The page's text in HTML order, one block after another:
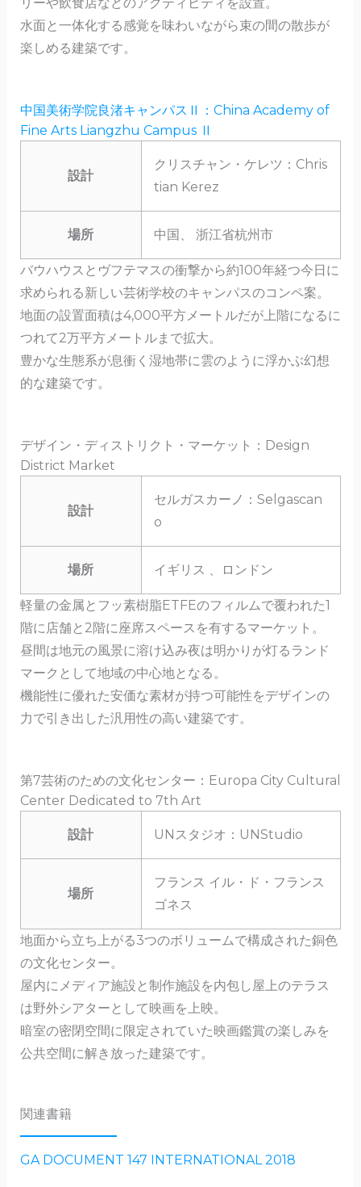
水面と一体化する感覚を味わいながら束の間の散歩が
楽しめる建築です。
中国美術学院良渚キャンパスⅡ：China Academy of
Fine Arts Liangzhu Campus Ⅱ
設計
クリスチャン・ケレツ：Chris
tian Kerez
場所 中国、 浙江省杭州市
バウハウスとヴフテマスの衝撃から約100年経つ今日に
求められる新しい芸術学校のキャンパスのコンペ案。
地面の設置面積は4,000平方メートルだが上階になるに
つれて2万平方メートルまで拡大。
豊かな生態系が息衝く湿地帯に雲のように浮かぶ幻想
的な建築です。
デザイン・ディストリクト・マーケット：Design
District Market
設計
セルガスカーノ：Selgascan
o
場所 イギリス 、ロンドン
軽量の金属とフッ素樹脂ETFEのフィルムで覆われた1
階に店舗と2階に座席スペースを有するマーケット。
昼間は地元の風景に溶け込み夜は明かりが灯るランド
マークとして地域の中心地となる。
機能性に優れた安価な素材が持つ可能性をデザインの
力で引き出した汎用性の高い建築です。
第7芸術のための文化センター：Europa City Cultural
Center Dedicated to 7th Art
設計 UNスタジオ：UNStudio
場所
フランス イル・ド・フランス
ゴネス
地面から立ち上がる3つのボリュームで構成された銅色
の文化センター。
屋内にメディア施設と制作施設を内包し屋上のテラス
は野外シアターとして映画を上映。
暗室の密閉空間に限定されていた映画鑑賞の楽しみを
公共空間に解き放った建築です。
関連書籍
GA DOCUMENT 147 INTERNATIONAL 2018